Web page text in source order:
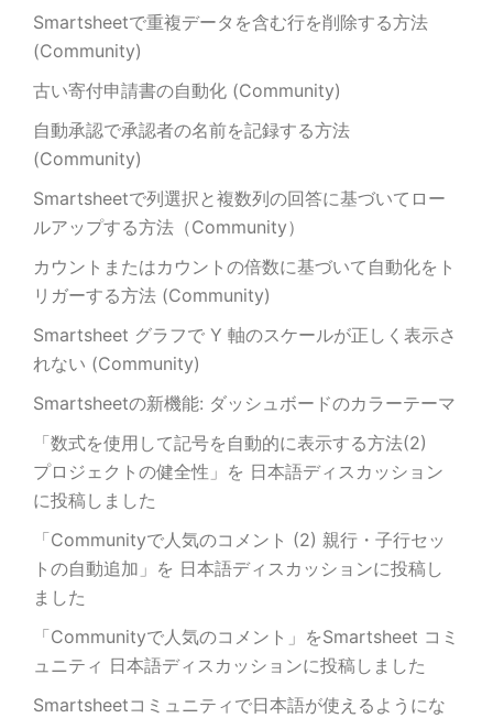
Smartsheetで重複データを含む行を削除する方法
(Community)
古い寄付申請書の自動化 (Community)
自動承認で承認者の名前を記録する方法
(Community)
Smartsheetで列選択と複数列の回答に基づいてロー
ルアップする方法（Community）
カウントまたはカウントの倍数に基づいて自動化をト
リガーする方法 (Community)
Smartsheet グラフで Y 軸のスケールが正しく表示さ
れない (Community)
Smartsheetの新機能: ダッシュボードのカラーテーマ
「数式を使用して記号を自動的に表示する方法(2)
プロジェクトの健全性」を 日本語ディスカッション
に投稿しました
「Communityで人気のコメント (2) 親行・子行セッ
トの自動追加」を 日本語ディスカッションに投稿し
ました
「Communityで人気のコメント」をSmartsheet コミ
ュニティ 日本語ディスカッションに投稿しました
Smartsheetコミュニティで日本語が使えるようにな